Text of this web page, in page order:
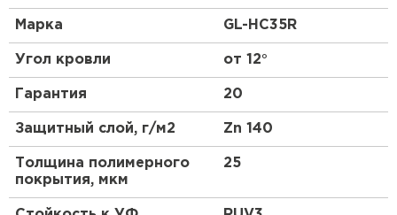
Марка GL-HC35R
Угол кровли от 12°
Гарантия 20
Защитный слой, г/м2 Zn 140
Толщина полимерного
покрытия, мкм
25